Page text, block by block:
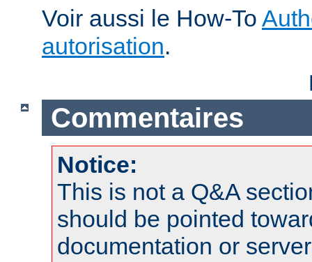
Voir aussi le How-To
autorisation.
Commentaires
Notice:
This is not a Q&A
should be pointed
documentation or